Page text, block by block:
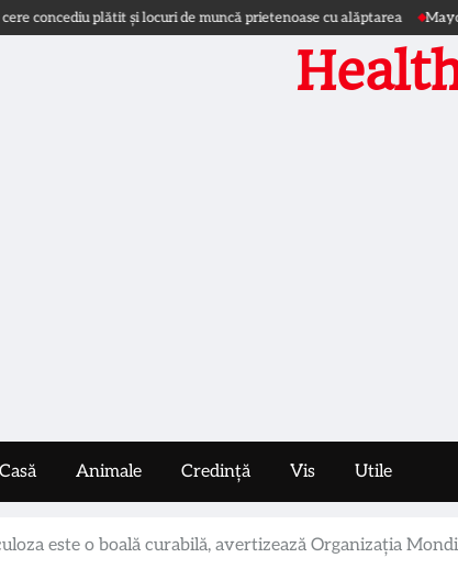
plătit și locuri de muncă prietenoase cu alăptarea Mayo
Casă Animale Credință Vis Utile
este o boală curabilă, avertizează Organizația